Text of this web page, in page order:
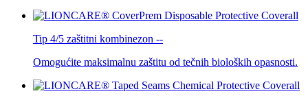
Tip 4/5 zaštitni kombinezon --
Omogućite maksimalnu zaštitu od tečnih bioloških opasnosti.